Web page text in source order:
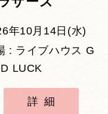
年10月14日(水)
: ライブハウス G
LUCK
詳細